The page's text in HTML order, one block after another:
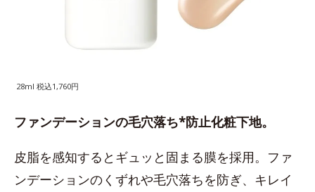
28ml 税込1,760円
ファンデーションの毛穴落ち*防止化粧下地。
皮脂を感知するとギュッと固まる膜を採用。ファ
ンデーションのくずれや毛穴落ちを防ぎ、キレイ